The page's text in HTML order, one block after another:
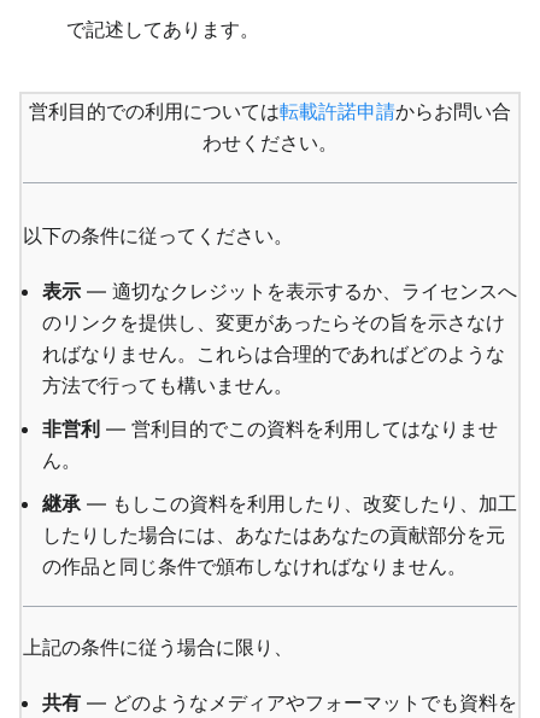
で記述してあります。
営利目的での利用については転載許諾申請からお問い合
わせください。
以下の条件に従ってください。
表示 — 適切なクレジットを表示するか、ライセンスへ
のリンクを提供し、変更があったらその旨を示さなけ
ればなりません。これらは合理的であればどのような
方法で行っても構いません。
非営利 — 営利目的でこの資料を利用してはなりませ
ん。
継承— もしこの資料を利用したり、改変したり、加工
したりした場合には、あなたはあなたの貢献部分を元
の作品と同じ条件で頒布しなければなりません。
上記の条件に従う場合に限り、
共有 — どのようなメディアやフォーマットでも資料を